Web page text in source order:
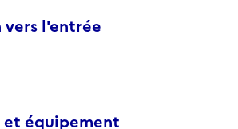
vers l'entrée
équipement